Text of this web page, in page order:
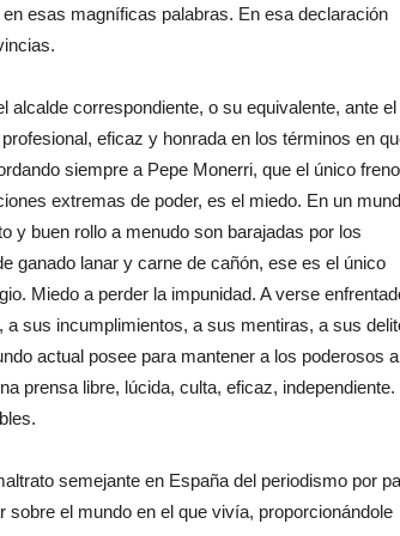
esas magníficas palabras. En esa declaración
correspondiente, o su equivalente, ante el
eficaz y honrada en los términos en
siempre a Pepe Monerri, que el único freno
extremas de poder, es el miedo. En un
y buen rollo a menudo son barajadas por los
ganado lanar y carne de cañón, ese es el único
Miedo a perder la impunidad. A verse
sus incumplimientos, a sus mentiras, a sus
actual posee para mantener a los poderosos a
prensa libre, lúcida, culta, eficaz, independiente.
semejante en España del periodismo por
sobre el mundo en el que vivía, proporcionándole